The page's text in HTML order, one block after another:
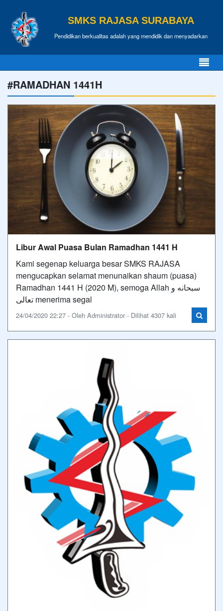
SMKS RAJASA SURABAYA
Pendidikan berkualitas adalah yang mendidik dan menyadarkan
#RAMADHAN 1441H
Libur Awal Puasa Bulan Ramadhan 1441 H
Kami segenap keluarga besar SMKS RAJASA
mengucapkan selamat menunaikan shaum (puasa)
Ramadhan 1441 H (2020 M), semoga Allah سبحانه و
تعالى menerima segal
24/04/2020 22:27 - Oleh Administrator - Dilihat 4307 kali